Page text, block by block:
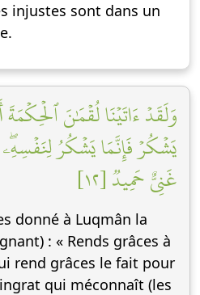
injustes sont dans un
وَلَقَدۡ ءَاتَيۡنَا لُقۡمَٰنَ
يَشۡكُرۡ فَإِنَّمَا يَشۡكُرُ
غَنِيٌّ حَمِيدٞ [١٢]
donné à Luqmân la
: « Rends grâces à
rend grâces le fait pour
qui méconnaît (les